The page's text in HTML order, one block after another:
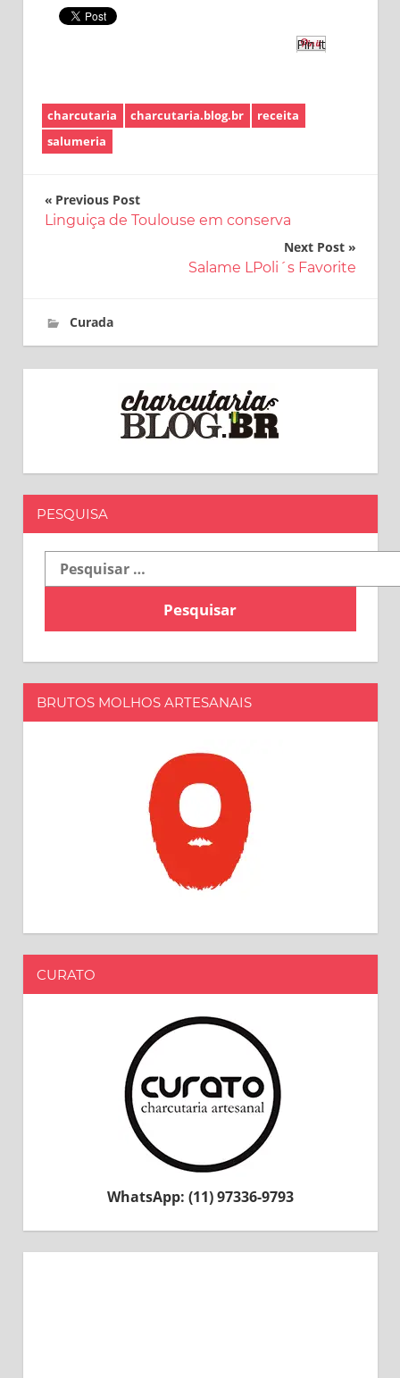
Pin It
charcutaria charcutaria.blog.br
receita
salumeria
Navegação
Previous Post
Linguiça de Toulouse em conserva
Next Post
Salame LPoli´s Favorite
30 de janeiro de 2017
charcutaria.blog.br
Curada
PESQUISA
Pesquisar
por:
BRUTOS MOLHOS ARTESANAIS
CURATO
WhatsApp: (11) 97336-9793